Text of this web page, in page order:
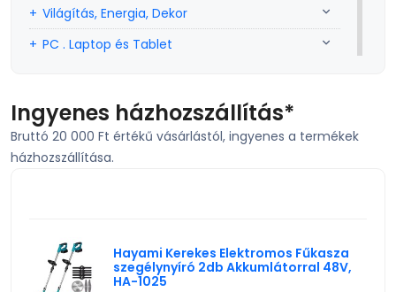
Világítás, Energia, Dekor
PC . Laptop és Tablet
Szerszám, Barkácsolás
Telefon, Okos eszköz, GPS
Ingyenes házhozszállítás*
Bruttó 20 000 Ft értékű vásárlástól, ingyenes a termékek
házhozszállítása.
Hayami Kerekes Elektromos Fűkasza
szegélynyíró 2db Akkumlátorral 48V,
HA-1025